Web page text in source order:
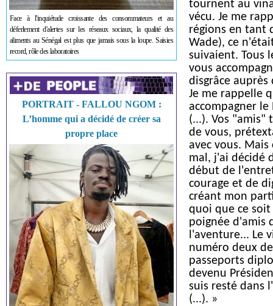
Face à l'inquiétude croissante des consommateurs et au
déferlement d'alertes sur les réseaux sociaux, la qualité des
aliments au Sénégal est plus que jamais sous la loupe. Saisies
record, rôle des laboratoires
PORTRAIT - FALLOU NGOM :
L’homme qui a décidé de créer sa
propre place
tournent au
vécu. Je me
régions en tant
Wade), ce
suivaient. Tous
vous
disgrâce
Je me rappelle
accompagner
(...). Vos "amis"
de vous,
avec vous.
mal, j'ai décidé
début de
courage et de
créant mon
quoi que ce soit
poignée d'amis
l'aventure... Le
numéro deux
passeports
devenu
suis resté dans
(...). »